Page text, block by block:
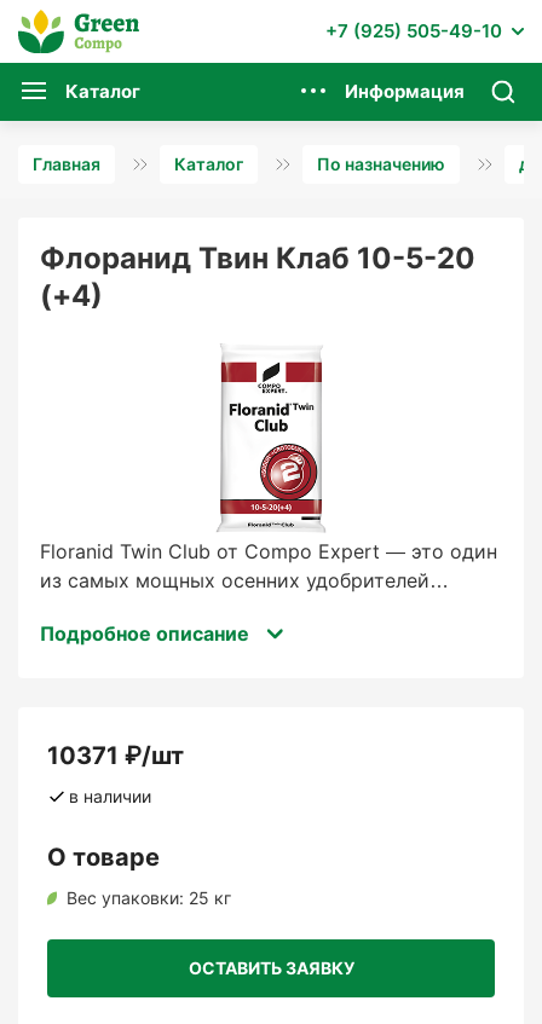
+7 (925) 505-49-10
Каталог Информация
Главная Каталог По назначению
Флоранид Твин Клаб 10-5-20
(+4)
Floranid Twin Club от Compo Expert — это один
из самых мощных осенних удобрителей
содержанием калия (20%) и магния (4%).
к холодам, болезням и стрессам.
(узкоспециализированного для гольф-гринов),
Twin Club — это универсальный премиум-
продукт для всех типов посадок: газонов,
кустарников, многолетников, питомников и
Подробное описание
10371 ₽/шт
в наличии
О товаре
Вес упаковки: 25 кг
ОСТАВИТЬ ЗАЯВКУ